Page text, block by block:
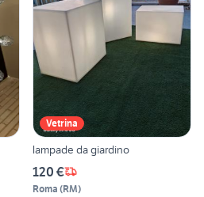
Vetrina
lampade da giardino
120 €
Roma (RM)